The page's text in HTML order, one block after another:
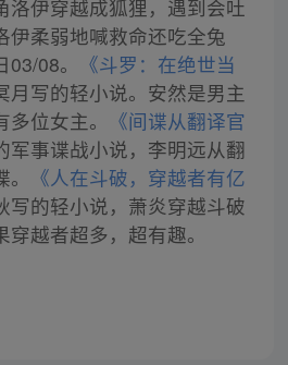
洛伊穿越成狐狸，遇到会吐
伊柔弱地喊救命还吃全兔
08。
《斗罗：在绝世当
月写的轻小说。安然是男主
位女主。
《间谍从翻译官
军事谍战小说，李明远从翻
《人在斗破，穿越者有亿
写的轻小说，萧炎穿越斗破
越者超多，超有趣。